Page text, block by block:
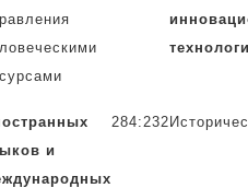
и
284:232